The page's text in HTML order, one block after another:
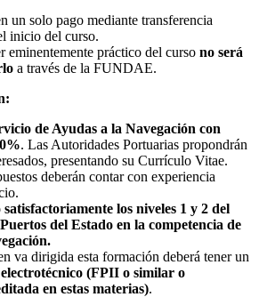
un solo pago mediante transferencia
inicio del curso.
eminentemente práctico del curso no será
a través de la FUNDAE.
de Ayudas a la Navegación con
. Las Autoridades Portuarias propondrán
presentando su Currículo Vitae.
deberán contar con experiencia
los niveles 1 y 2 del
del Estado en la competencia de
va dirigida esta formación deberá tener un
(FPII o similar o
en estas materias).